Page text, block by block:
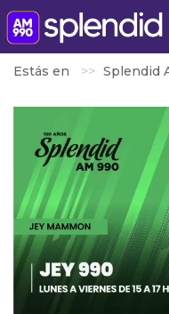
Estás en Splendid